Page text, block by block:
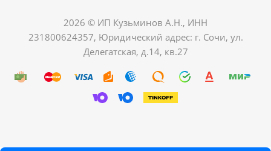
2026 © ИП Кузьминов А.Н., ИНН
231800624357, Юридический адрес: г. Сочи, ул.
Делегатская, д.14, кв.27